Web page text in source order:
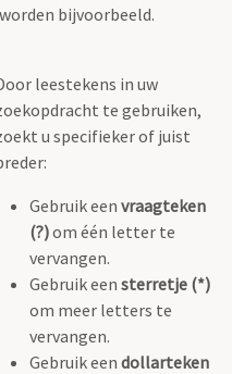
bijvoorbeeld.
leestekens in uw
te gebruiken,
u specifieker of juist
Gebruik een vraagteken
(?)om één letter te
vervangen.
Gebruik een sterretje (*)
om meer letters te
vervangen.
Gebruik een dollarteken